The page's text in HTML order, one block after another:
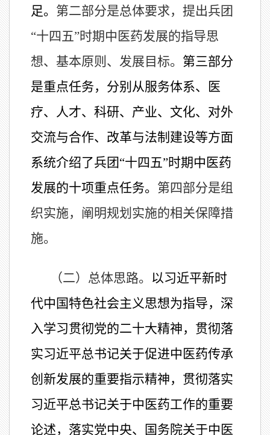
足。 第二部分是总体要求，提出兵团
“十四五”时期中医药发展的指导思
想、基本原则、发展目标。 第三部分
是重点任务，分别从服务体系、医
疗、人才、科研、产业、文化、对外
交流与合作、改革与法制建设等方面
系统介绍了兵团“十四五”时期中医药
发展的十项重点任务。 第四部分是组
织实施，阐明规划实施的相关保障措
施。
（二）总体思路。 以习近平新时
代中国特色社会主义思想为指导，深
入学习贯彻党的二十大精神，贯彻落
实习近平总书记关于促进中医药传承
创新发展的重要指示精神，贯彻落实
习近平总书记关于中医药工作的重要
论述，落实党中央、国务院关于中医